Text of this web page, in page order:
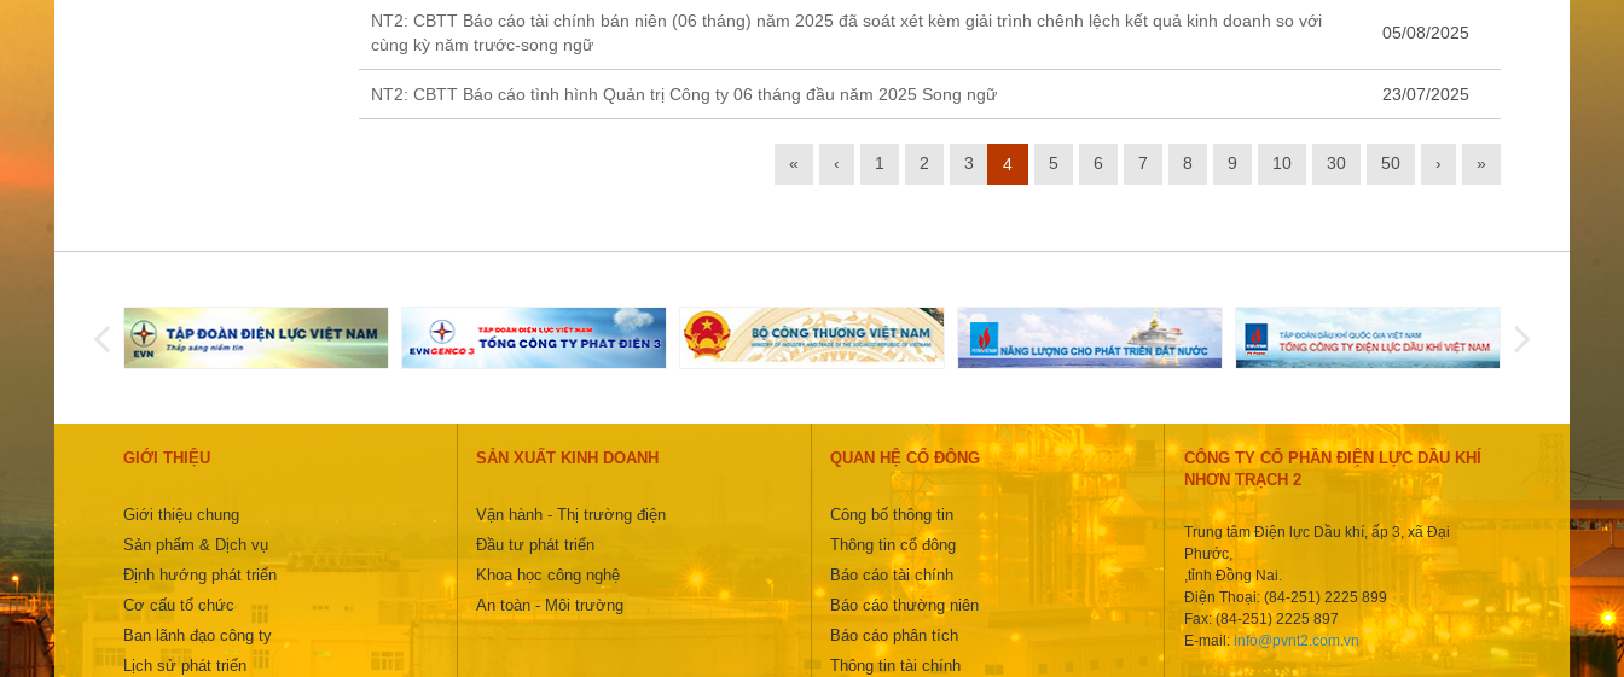
NT2: CBTT Báo cáo tài chính bán niên (06 tháng) năm 2025 đã soát xét kèm giải trình chênh lệch kết quả kinh doanh so với
cùng kỳ năm trước-song ngữ
05/08/2025
NT2: CBTT Báo cáo tình hình Quản trị Công ty 06 tháng đầu năm 2025 Song ngữ 23/07/2025
« ‹ 1 2 3 4 5 6 7 8 9 10 30 50 › »
GIỚI THIỆU
Giới thiệu chung
Sản phẩm & Dịch vụ
Định hướng phát triển
Cơ cấu tổ chức
Ban lãnh đạo công ty
Lịch sử phát triển
SẢN XUẤT KINH DOANH
Vận hành - Thị trường điện
Đầu tư phát triển
Khoa học công nghệ
An toàn - Môi trường
QUAN HỆ CỔ ĐÔNG
Công bố thông tin
Thông tin cổ đông
Báo cáo tài chính
Báo cáo thường niên
Báo cáo phân tích
Thông tin tài chính
CÔNG TY CỔ PHẦN ĐIỆN LỰC DẦU KHÍ
NHƠN TRẠCH 2
Trung tâm Điện lực Dầu khí, ấp 3, xã Đại
Phước,
,tỉnh Đồng Nai.
Điện Thoại: (84-251) 2225 899
Fax: (84-251) 2225 897
E-mail: info@pvnt2.com.vn